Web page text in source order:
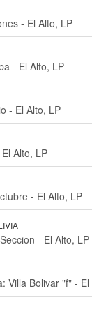
- El Alto, LP
- El Alto, LP
- El Alto, LP
Alto, LP
- El Alto, LP
- El Alto, LP
Villa Bolivar "f" -